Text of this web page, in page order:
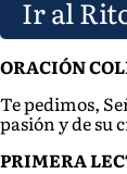
Ir al
ORACIÓN
Te pedimos,
pasión y de su
PRIMERA